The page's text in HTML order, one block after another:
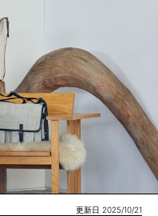
更新日 2025/10/21